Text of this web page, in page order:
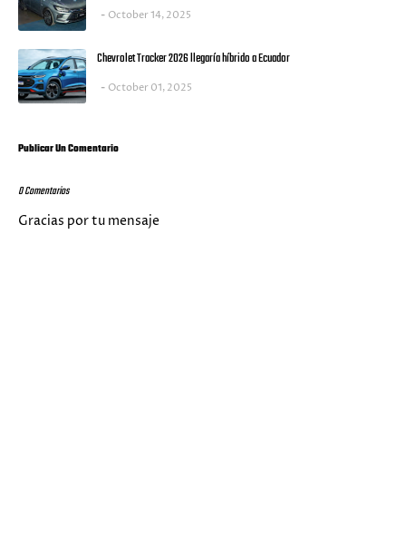
October 14, 2025
Chevrolet Tracker 2026 llegaría híbrido a Ecuador
October 01, 2025
Publicar Un Comentario
0 Comentarios
Gracias por tu mensaje